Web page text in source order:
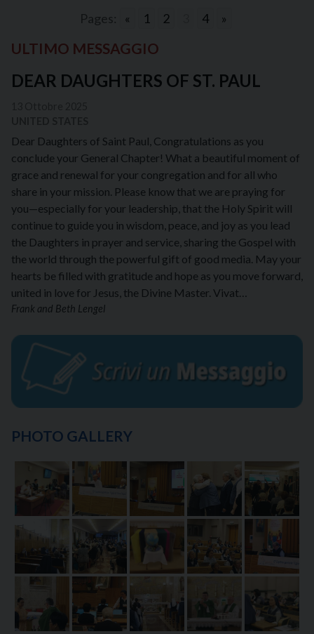
Pages: « 1 2 4 »
ULTIMO MESSAGGIO
DEAR DAUGHTERS OF ST. PAUL
Dear Daughters of Saint Paul, Congratulations as you
conclude your General Chapter! What a beautiful moment of
grace and renewal for your congregation and for all who
share in your mission. Please know that we are praying for
you—especially for your leadership, that the Holy Spirit will
continue to guide you in wisdom, peace, and joy as you lead
the Daughters in prayer and service, sharing the Gospel with
the world through the powerful gift of good media. May your
hearts be filled with gratitude and hope as you move forward,
united in love for Jesus, the Divine Master. Vivat…
Frank and Beth Lengel
PHOTO GALLERY